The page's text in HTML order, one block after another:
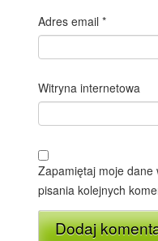
Adres email*
Witryna internetowa
Zapamiętaj moje
pisania kolejnych